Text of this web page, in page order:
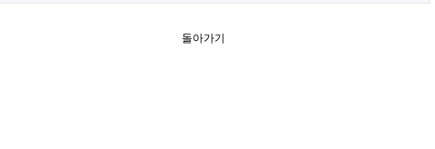
돌아가기